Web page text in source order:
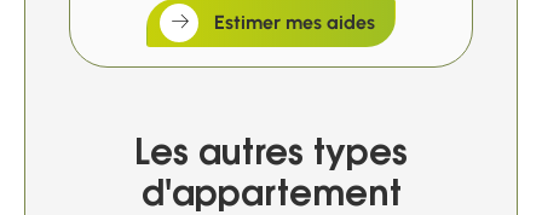
Estimer mes aides
Les autres types
d'appartement